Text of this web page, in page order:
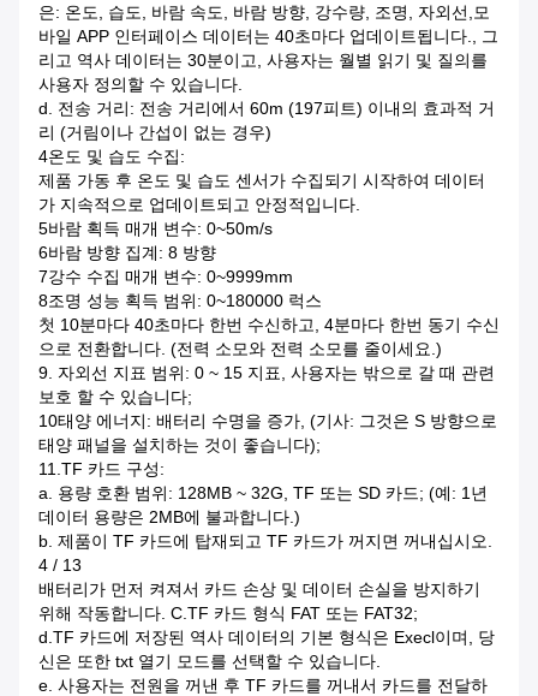
은: 온도, 습도, 바람 속도, 바람 방향, 강수량, 조명, 자외선,모
바일 APP 인터페이스 데이터는 40초마다 업데이트됩니다., 그
리고 역사 데이터는 30분이고, 사용자는 월별 읽기 및 질의를
사용자 정의할 수 있습니다.
d. 전송 거리: 전송 거리에서 60m (197피트) 이내의 효과적 거
리 (거림이나 간섭이 없는 경우)
4온도 및 습도 수집:
제품 가동 후 온도 및 습도 센서가 수집되기 시작하여 데이터
가 지속적으로 업데이트되고 안정적입니다.
5바람 획득 매개 변수: 0~50m/s
6바람 방향 집계: 8 방향
7강수 수집 매개 변수: 0~9999mm
8조명 성능 획득 범위: 0~180000 럭스
첫 10분마다 40초마다 한번 수신하고, 4분마다 한번 동기 수신
으로 전환합니다. (전력 소모와 전력 소모를 줄이세요.)
9. 자외선 지표 범위: 0 ~ 15 지표, 사용자는 밖으로 갈 때 관련
보호 할 수 있습니다;
10태양 에너지: 배터리 수명을 증가, (기사: 그것은 S 방향으로
태양 패널을 설치하는 것이 좋습니다);
11.TF 카드 구성:
a. 용량 호환 범위: 128MB ~ 32G, TF 또는 SD 카드; (예: 1년
데이터 용량은 2MB에 불과합니다.)
b. 제품이 TF 카드에 탑재되고 TF 카드가 꺼지면 꺼내십시오.
4 / 13
배터리가 먼저 켜져서 카드 손상 및 데이터 손실을 방지하기
위해 작동합니다. C.TF 카드 형식 FAT 또는 FAT32;
d.TF 카드에 저장된 역사 데이터의 기본 형식은 Execl이며, 당
신은 또한 txt 열기 모드를 선택할 수 있습니다.
e. 사용자는 전원을 꺼낸 후 TF 카드를 꺼내서 카드를 전달하